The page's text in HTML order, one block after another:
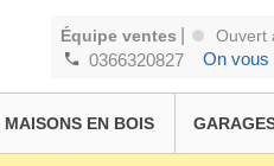
Équipe ventes Ouvert
0366320827 On vous
MAISONS EN BOIS